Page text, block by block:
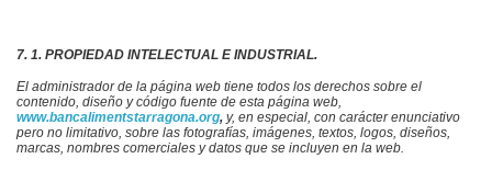
7. 1. PROPIEDAD INTELECTUAL E INDUSTRIAL.
El administrador de la página web tiene todos los derechos sobre el
contenido, diseño y código fuente de esta página web,
www.bancalimentstarragona.org, y, en especial, con carácter enunciativo
pero no limitativo, sobre las fotografías, imágenes, textos, logos, diseños,
marcas, nombres comerciales y datos que se incluyen en la web.